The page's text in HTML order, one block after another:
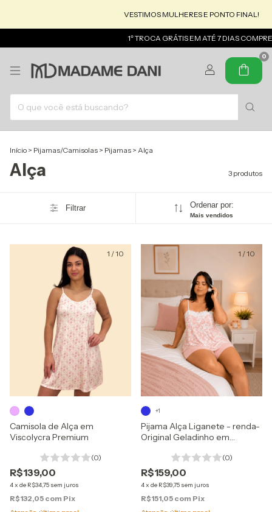
VESTIMOS MULHERES E PONTO FINAL!
1º TROCA GRÁTIS EM ATÉ 7 DIAS COMPRE E
0
Início > Pijamas/Camisolas > Pijamas > Alça
Alça 3 produtos
Filtrar Ordenar por:
Mais vendidos
1 /10
Camisola de Alça em
Viscolycra Premium
(0)
R$139,00
4x de R$34,75 sem juros
R$132,05 com Pix
1 /10
Pijama Alça Liganete - renda-
Original Geladinho em
(0)
R$159,00
4x de R$39,75 sem juros
R$151,05 com Pix
+1